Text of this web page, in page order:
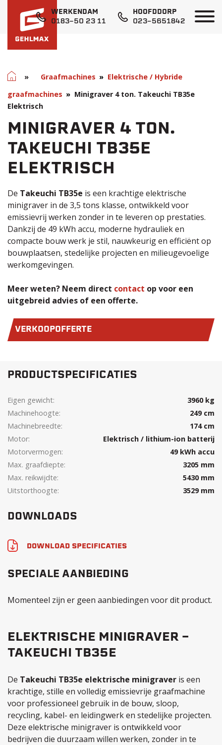
WERKENDAM
0183-50 23 11
HOOFDDORP
023-5651842
Home
» Graafmachines
Elektrische / Hybride
graafmachines
Minigraver 4 ton. Takeuchi TB35e
Elektrisch
MINIGRAVER 4 TON.
TAKEUCHI TB35E
ELEKTRISCH
De Takeuchi TB35e is een krachtige elektrische
minigraver in de 3,5 tons klasse, ontwikkeld voor
emissievrij werken zonder in te leveren op prestaties.
Dankzij de 49 kWh accu, moderne hydrauliek en
compacte bouw werk je stil, nauwkeurig en efficiënt op
bouwplaatsen, stedelijke projecten en milieugevoelige
werkomgevingen.
Meer weten? Neem direct contact op voor een
uitgebreid advies of een offerte.
VERKOOPOFFERTE
PRODUCTSPECIFICATIES
Eigen gewicht:
3960 kg
Machinehoogte:
249 cm
Machinebreedte:
174 cm
Motor:
Elektrisch / lithium-ion batterij
Motorvermogen:
49 kWh accu
Max. graafdiepte:
3205 mm
Max. reikwijdte:
5430 mm
Uitstorthoogte:
3529 mm
DOWNLOADS
DOWNLOAD SPECIFICATIES
SPECIALE AANBIEDING
Momenteel zijn er geen aanbiedingen voor dit product.
ELEKTRISCHE MINIGRAVER –
TAKEUCHI TB35E
De Takeuchi TB35e elektrische minigraver is een
krachtige, stille en volledig emissievrije graafmachine
voor professioneel gebruik in de bouw, sloop,
recycling, kabel- en leidingwerk en stedelijke projecten.
Deze elektrische minigraver is ontwikkeld voor
bedrijven die duurzaam willen werken, zonder in te